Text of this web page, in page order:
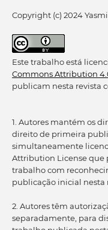
Copyright (c) 2024
Este trabalho está
Commons Attribution
publicam nesta revista
1. Autores mantém os
direito de primeira
simultaneamente
Attribution License
trabalho com
publicação inicial nesta
2. Autores têm
separadamente, para